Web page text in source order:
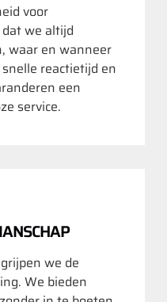
voor
we altijd
waar en wanneer
reactietijd en
een
service.
we de
We bieden